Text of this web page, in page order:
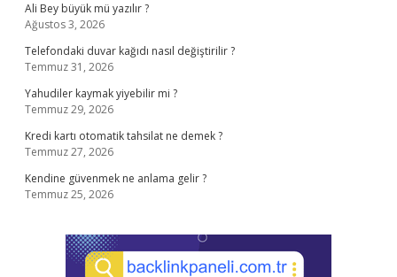
Ali Bey büyük mü yazılır ?
Ağustos 3, 2026
Telefondaki duvar kağıdı nasıl değiştirilir ?
Temmuz 31, 2026
Yahudiler kaymak yiyebilir mi ?
Temmuz 29, 2026
Kredi kartı otomatik tahsilat ne demek ?
Temmuz 27, 2026
Kendine güvenmek ne anlama gelir ?
Temmuz 25, 2026